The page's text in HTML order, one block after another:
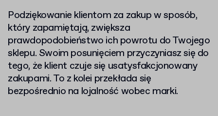
Podziękowanie klientom za zakup w sposób,
który zapamiętają, zwiększa
prawdopodobieństwo ich powrotu do Twojego
sklepu. Swoim posunięciem przyczyniasz się do
tego, że klient czuje się usatysfakcjonowany
zakupami. To z kolei przekłada się
bezpośrednio na lojalność wobec marki.